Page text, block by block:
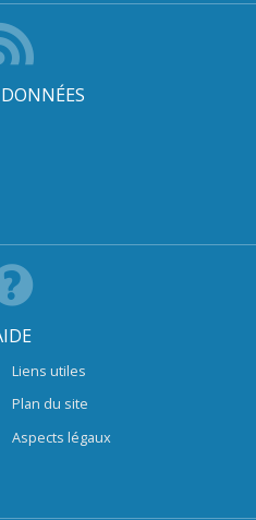
Liens utiles
Plan du site
Aspects légaux